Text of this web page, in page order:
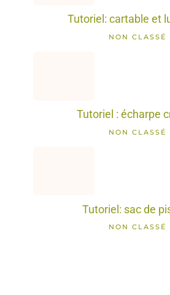
Tutoriel: cartable et
NON CLASSÉ
Tutoriel : écharpe
NON CLASSÉ
Tutoriel: sac de
NON CLASSÉ